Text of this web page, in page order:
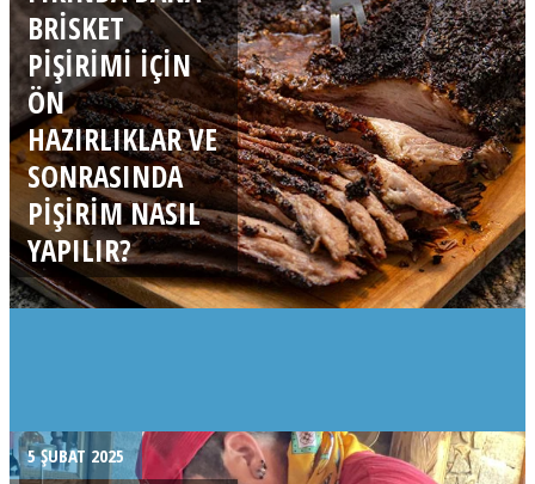
BRISKET
PIŞIRIMI IÇIN
ÖN
HAZIRLIKLAR VE
SONRASINDA
PIŞIRIM NASIL
YAPILIR?
5 ŞUBAT 2025